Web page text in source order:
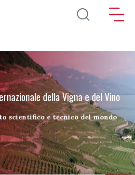
Salta al contenuto principale
della Vigna e del Vino
scientifico e tecnico del mondo